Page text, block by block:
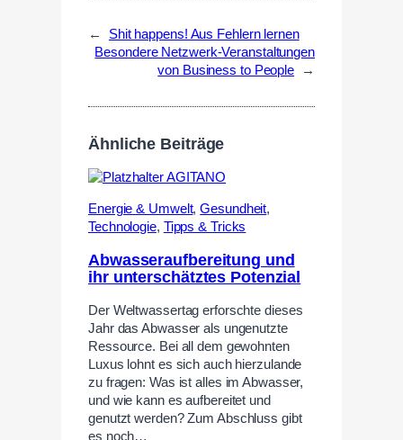
←
Shit happens! Aus Fehlern lernen
Besondere Netzwerk-Veranstaltungen
von Business to People
→
Ähnliche Beiträge
Energie & Umwelt,Gesundheit,
Technologie, Tipps & Tricks
Abwasseraufbereitung und
ihr unterschätztes Potenzial
Der Weltwassertag erforschte dieses
Jahr das Abwasser als ungenutzte
Ressource. Bei all dem gewohnten
Luxus lohnt es sich auch hierzulande
zu fragen: Was ist alles im Abwasser,
und wie kann es aufbereitet und
genutzt werden? Zum Abschluss gibt
es noch…